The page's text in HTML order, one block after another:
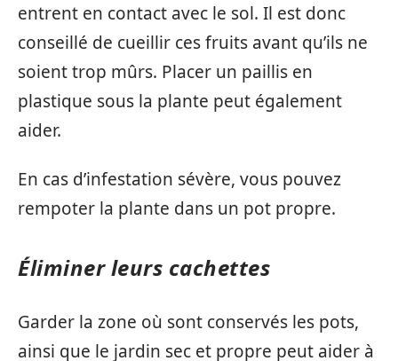
entrent en contact avec le sol. Il est donc
conseillé de cueillir ces fruits avant qu’ils ne
soient trop mûrs. Placer un paillis en
plastique sous la plante peut également
aider.
En cas d’infestation sévère, vous pouvez
rempoter la plante dans un pot propre.
Éliminer leurs cachettes
Garder la zone où sont conservés les pots,
ainsi que le jardin sec et propre peut aider à